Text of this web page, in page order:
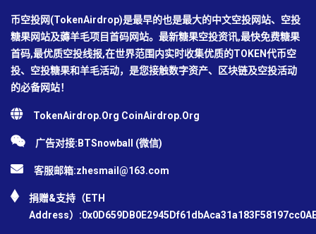
币空投网(TokenAirdrop)是最早的也是最大的中文空投网站、空投
糖果网站及薅羊毛项目首码网站。最新糖果空投资讯,最快免费糖果
首码,最优质空投线报,在世界范围内实时收集优质的TOKEN代币空
投、空投糖果和羊毛活动，是您接触数字资产、区块链及空投活动
的必备网站！
TokenAirdrop.Org CoinAirdrop.Org
广告对接:BTSnowball (微信)
客服邮箱:zhesmail@163.com
捐赠&支持（ETH
Address）